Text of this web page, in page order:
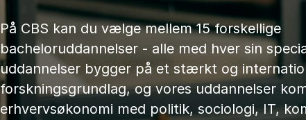
På CBS kan du vælge mellem 15 forskellige
bacheloruddannelser - alle med hver sin
uddannelser bygger på et stærkt og
forskningsgrundlag, og vores uddannelser
erhvervsøkonomi med politik, sociologi, IT,